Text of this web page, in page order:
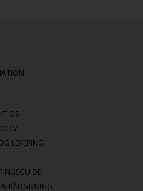
OS
LEVERING
& RÅDGIVNING